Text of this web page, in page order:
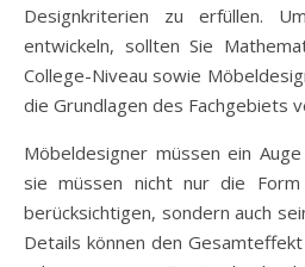
Designkriterien zu erfüllen.
entwickeln, sollten Sie
College-Niveau sowie
die Grundlagen des Fachgebiets
Möbeldesigner müssen ein
sie müssen nicht nur die
berücksichtigen, sondern auch
Details können den